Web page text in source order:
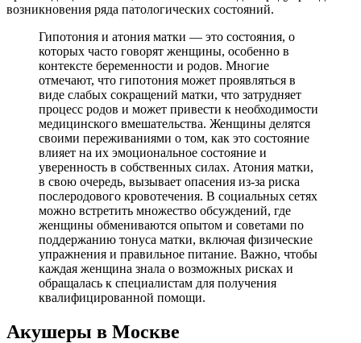
возникновения ряда патологических состояний.
Гипотония и атония матки — это состояния, о
которых часто говорят женщины, особенно в
контексте беременности и родов. Многие
отмечают, что гипотония может проявляться в
виде слабых сокращений матки, что затрудняет
процесс родов и может привести к необходимости
медицинского вмешательства. Женщины делятся
своими переживаниями о том, как это состояние
влияет на их эмоциональное состояние и
уверенность в собственных силах. Атония матки,
в свою очередь, вызывает опасения из-за риска
послеродового кровотечения. В социальных сетях
можно встретить множество обсуждений, где
женщины обмениваются опытом и советами по
поддержанию тонуса матки, включая физические
упражнения и правильное питание. Важно, чтобы
каждая женщина знала о возможных рисках и
обращалась к специалистам для получения
квалифицированной помощи.
Акушеры в Москве